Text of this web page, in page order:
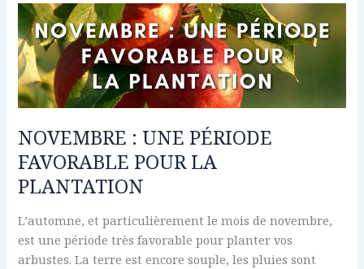
NOVEMBRE : UNE PÉRIODE
FAVORABLE POUR LA
PLANTATION
L’automne, et particulièrement le mois de novembre,
est une période très favorable pour planter vos
arbustes. La terre est encore souple, les pluies sont
NOVEMBRE
:
UNE
PÉRIODE
FAVORABLE
POUR
LA
PLANTATION